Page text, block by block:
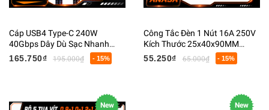
Cáp USB4 Type-C 240W
40Gbps Dây Dù Sạc Nhanh
Truyền Dữ Liệu Cao Cấp
165.750₫ 195.000₫ - 15%
Công Tắc Đèn 1 Nút 16A 250V
Kích Thước 25x40x90MM
Nhựa PC Chống Cháy
55.250₫ 65.000₫ - 15%
New New